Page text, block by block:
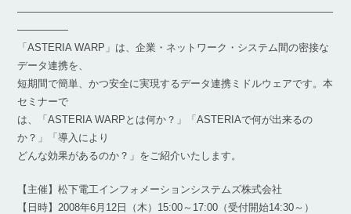
―――――――――――――――――――――――――――――――
―――――
「ASTERIA WARP」は、企業・ネットワーク・システム間の密接な
データ連携を、
短期間で簡単、かつ安全に実現するデータ連携ミドルウェアです。本
セミナーで
は、「ASTERIA WARPとは何か？」「ASTERIAで何が出来るの
か？」「導入により
どんな効果があるのか？」をご紹介いたします。
【主催】松下電工インフォメーションシステムズ株式会社
【日時】2008年6月12日（木）15:00～17:00（受付開始14:30～）